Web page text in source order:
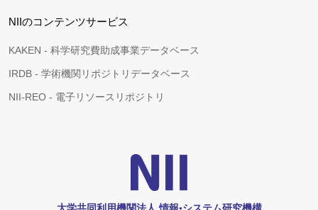
NIIのコンテンツサービス
KAKEN - 科学研究費助成事業データベース
IRDB - 学術機関リポジトリデータベース
NII-REO - 電子リソースリポジトリ
大学共同利用機関法人 情報•システム研究機構